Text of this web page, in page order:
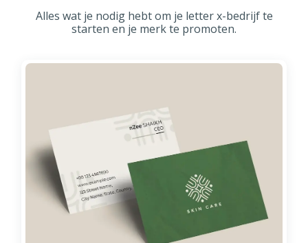
Alles wat je nodig hebt om je letter x-bedrijf te
starten en je merk te promoten.